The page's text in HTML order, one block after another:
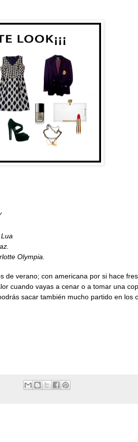
Lua
Olympia.
de verano; con americana por si hace
cuando vayas a cenar o a tomar una
sacar también mucho partido en los